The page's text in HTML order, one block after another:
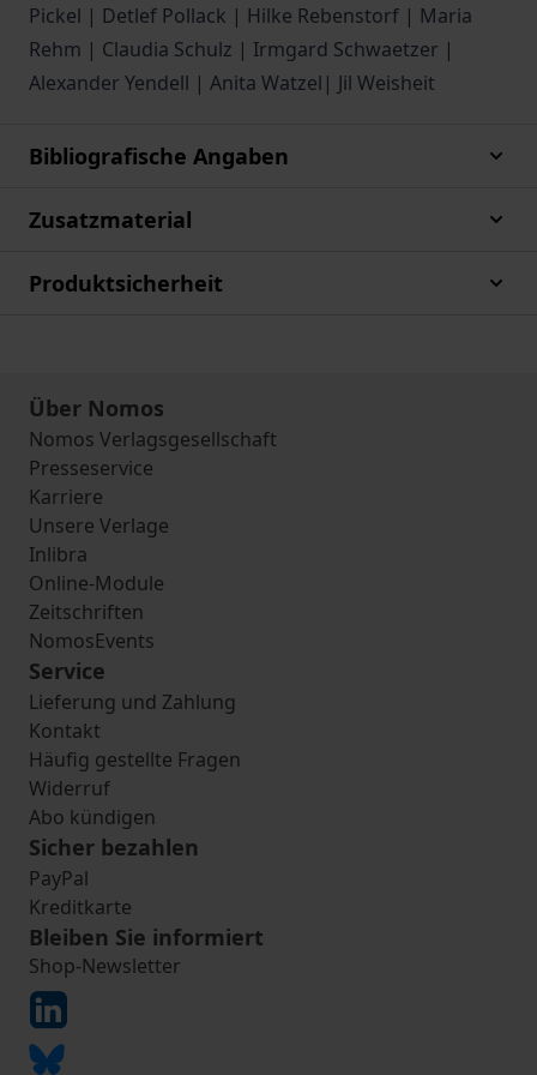
Pickel | Detlef Pollack | Hilke Rebenstorf | Maria
Rehm | Claudia Schulz | Irmgard Schwaetzer |
Alexander Yendell | Anita Watzel| Jil Weisheit
Bibliografische Angaben
Zusatzmaterial
Produktsicherheit
Über Nomos
Nomos Verlagsgesellschaft
Presseservice
Karriere
Unsere Verlage
Inlibra
Online-Module
Zeitschriften
NomosEvents
Service
Lieferung und Zahlung
Kontakt
Häufig gestellte Fragen
Widerruf
Abo kündigen
Sicher bezahlen
PayPal
Kreditkarte
Bleiben Sie informiert
Shop-Newsletter